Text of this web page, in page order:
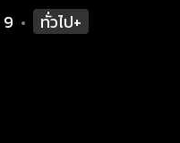
9 • ทั่วไป+